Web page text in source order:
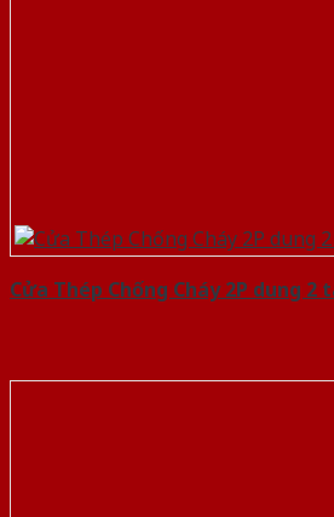
Cửa Thép Chống Cháy 2P dung 2